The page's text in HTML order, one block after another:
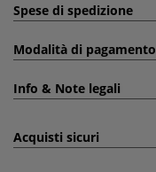
Spese di spedizione
Modalità di pagamento
Info & Note legali
Acquisti sicuri